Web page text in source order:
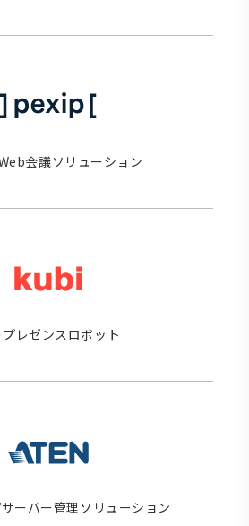
会議ソリューション
レゼンスロボット
ーバー管理ソリューション